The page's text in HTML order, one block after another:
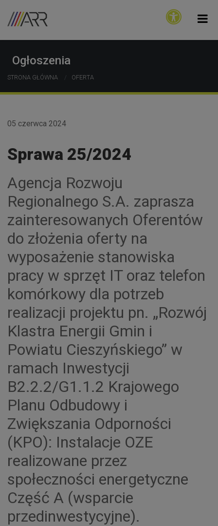
Ogłoszenia
STRONA GŁÓWNA OFERTA
05 czerwca 2024
Sprawa 25/2024
Agencja Rozwoju
Regionalnego S.A. zaprasza
zainteresowanych Oferentów
do złożenia oferty na
wyposażenie stanowiska
pracy w sprzęt IT oraz telefon
komórkowy dla potrzeb
realizacji projektu pn. „Rozwój
Klastra Energii Gmin i
Powiatu Cieszyńskiego” w
ramach Inwestycji
B2.2.2/G1.1.2 Krajowego
Planu Odbudowy i
Zwiększania Odporności
(KPO): Instalacje OZE
realizowane przez
społeczności energetyczne
Część A (wsparcie
przedinwestycyjne).